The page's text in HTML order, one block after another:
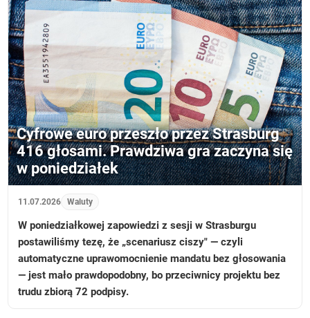
Cyfrowe euro przeszło przez Strasburg
416 głosami. Prawdziwa gra zaczyna się
w poniedziałek
11.07.2026 Waluty
W poniedziałkowej zapowiedzi z sesji w Strasburgu
postawiliśmy tezę, że „scenariusz ciszy" — czyli
automatyczne uprawomocnienie mandatu bez głosowania
— jest mało prawdopodobny, bo przeciwnicy projektu bez
trudu zbiorą 72 podpisy.